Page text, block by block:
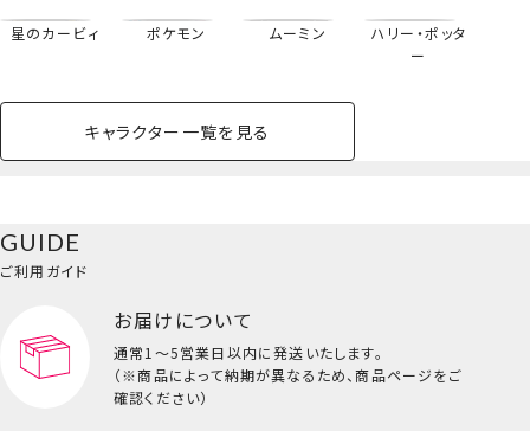
星のカービィ ポケモン ムーミン
ハリー・ポッタ
ー
キャラクター一覧を見る
イクアップ
ビューティーコスメ一覧を見る
バッグ・タオル・
小物
キッズ一覧を見る
GUIDE
ご利用ガイド
お届けについて
通常1～5営業日以内に発送いたします。
（※商品によって納期が異なるため、商品ページをご
確認ください）